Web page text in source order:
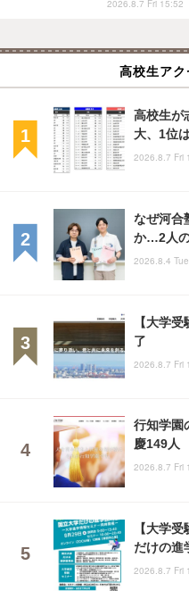
2026.8.7 Fri 15:52
高校生ア
高校生が
大、1位
2026.8.7 Fri
なぜ河合
か…2人
2026.8.4
【大学
了
2026.8.7 Fri
行知学園
慶149人
2026.8.7 Fri
【大学
だけの進
2026.8.7 Fri